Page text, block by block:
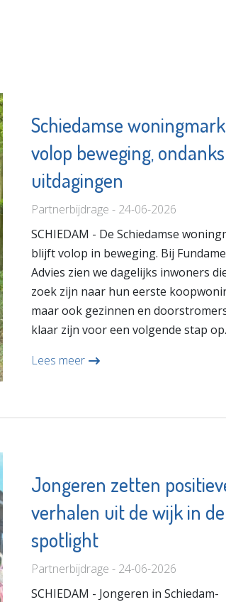
Schiedamse
volop beweging, ondanks
uitdagingen
Partnerbijdrage - 24-06-2026
SCHIEDAM - De Schiedamse
blijft volop in beweging. Bij
Advies zien we dagelijks inwoners
zoek zijn naar hun eerste
maar ook gezinnen en
klaar zijn voor een volgende stap
Lees meer
Jongeren zetten
verhalen uit de wijk in de
spotlight
Partnerbijdrage - 24-06-2026
SCHIEDAM - Jongeren in Schiedam-